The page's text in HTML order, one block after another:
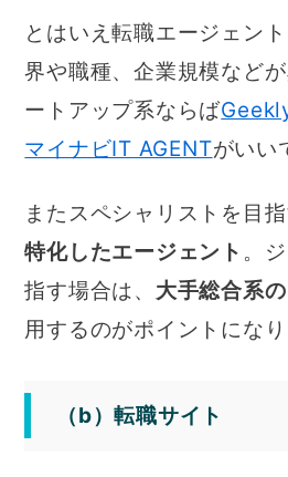
とはいえ転職エージェン
界や職種、企業規模など
ートアップ系ならば
マイナビIT AGENTがいい
またスペシャリストを目
特化したエージェント 。
指す場合は、 大手総合系
用するのがポイントになり
（b）転職サイト